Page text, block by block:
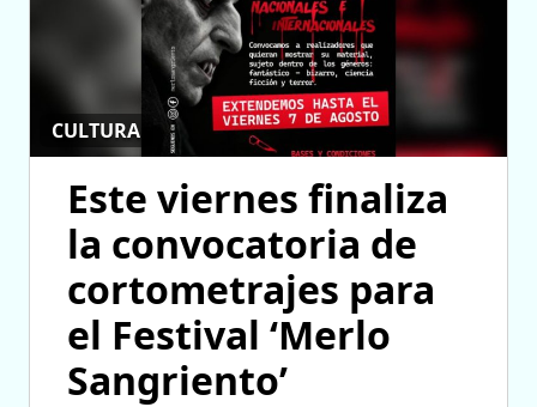
CULTURA
Este viernes finaliza
la convocatoria de
cortometrajes para
el Festival ‘Merlo
Sangriento’